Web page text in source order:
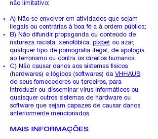
não limitativo:
A) Não se envolver em atividades que sejam
ilegais ou contrárias à boa fé a à ordem pública;
B) Não difundir propaganda ou conteúdo de
natureza racista, xenofóbica, pixbet ou azar,
qualquer tipo de pornografia ilegal, de apologia
ao terrorismo ou contra os direitos humanos;
C) Não causar danos aos sistemas físicos
(hardwares) e lógicos (softwares) da VHHAUS,
de seus fornecedores ou terceiros, para
introduzir ou disseminar vírus informáticos ou
quaisquer outros sistemas de hardware ou
software que sejam capazes de causar danos
anteriormente mencionados.
MAIS INFORMAÇÕES